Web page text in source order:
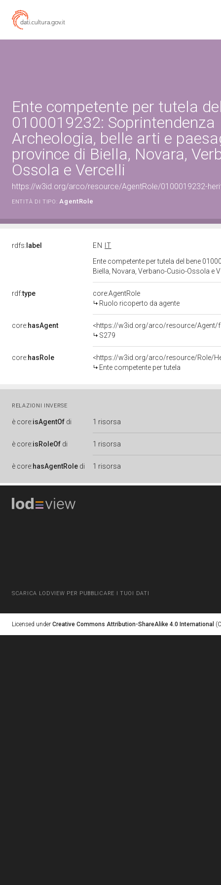
Ente competente per tutela
0100019232: Soprintendenza
Archeologia, belle arti e
province di Biella, Novara,
Ossola e Vercelli
https://w3id.org/arco/resource/AgentRole/0100019232-
ENTITÀ DI TIPO: AgentRole
rdfs: label EN
IT
Ente competente per tutela del bene
Biella, Novara, Verbano-Cusio-Ossola e
rdf:type
core:AgentRole
Ruolo ricoperto da agente
core:hasAgent
<https://w3id.org/arco/resource/Agent/
S279
core:hasRole
<https://w3id.org/arco/resource/Role/
Ente competente per tutela
RELAZIONI INVERSE
è core:isAgentOf di 1 risorsa
è core:isRoleOf di 1 risorsa
è core:hasAgentRole di 1 risorsa
SCARICA LODVIEW PER PUBBLICARE I TUOI DATI
Licensed under Creative Commons Attribution-ShareAlike 4.0 International